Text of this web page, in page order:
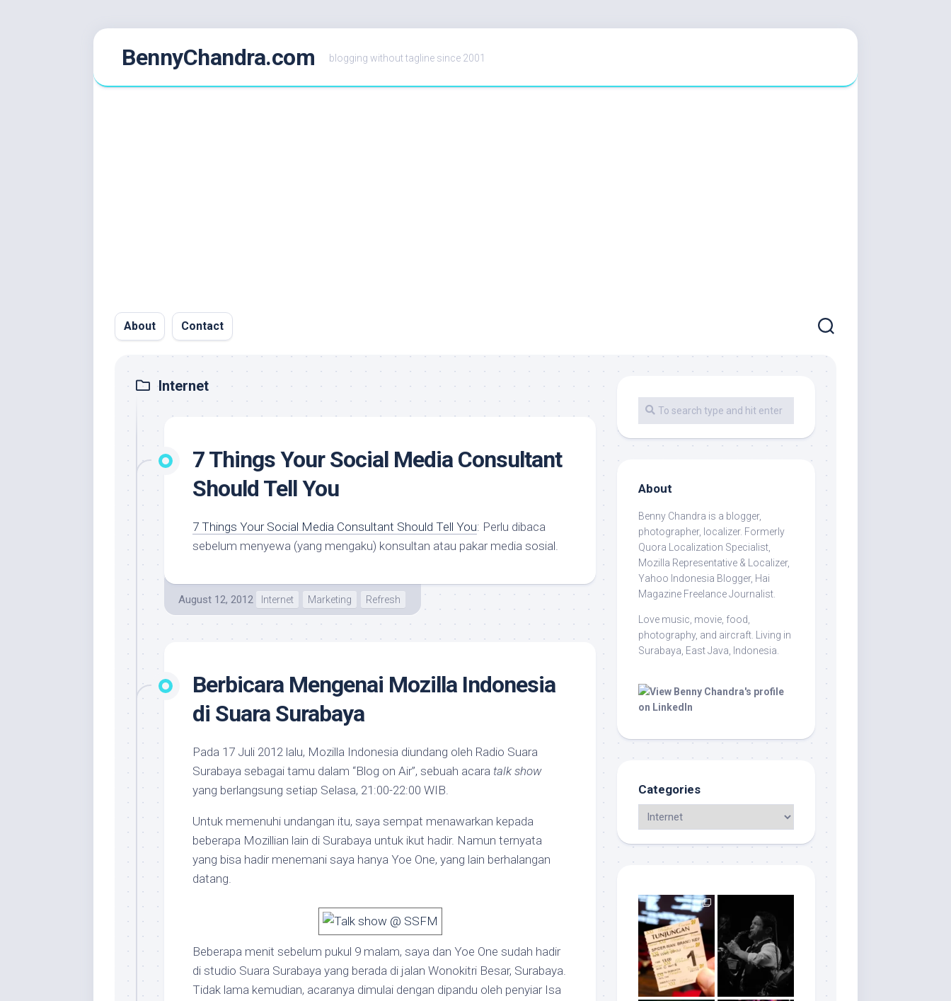
BennyChandra.com blogging without tagline since 2001
About Contact
Internet
7 Things Your Social Media Consultant
Should Tell You
7 Things Your Social Media Consultant Should Tell You: Perlu dibaca
sebelum menyewa (yang mengaku) konsultan atau pakar media sosial.
August 12, 2012 Internet Marketing Refresh
Berbicara Mengenai Mozilla Indonesia
di Suara Surabaya
Pada 17 Juli 2012 lalu, Mozilla Indonesia diundang oleh Radio Suara
Surabaya sebagai tamu dalam “Blog on Air”, sebuah acara talk show
yang berlangsung setiap Selasa, 21:00-22:00 WIB.
Untuk memenuhi undangan itu, saya sempat menawarkan kepada
beberapa Mozillian lain di Surabaya untuk ikut hadir. Namun ternyata
yang bisa hadir menemani saya hanya Yoe One, yang lain berhalangan
datang.
Beberapa menit sebelum pukul 9 malam, saya dan Yoe One sudah hadir
di studio Suara Surabaya yang berada di jalan Wonokitri Besar, Surabaya.
Tidak lama kemudian, acaranya dimulai dengan dipandu oleh penyiar Isa
About
Benny Chandra is a blogger,
photographer, localizer. Formerly
Quora Localization Specialist,
Mozilla Representative & Localizer,
Yahoo Indonesia Blogger, Hai
Magazine Freelance Journalist.
Love music, movie, food,
photography, and aircraft. Living in
Surabaya, East Java, Indonesia.
Categories